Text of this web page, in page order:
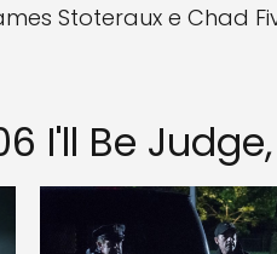
Stoteraux e Chad
I'll Be